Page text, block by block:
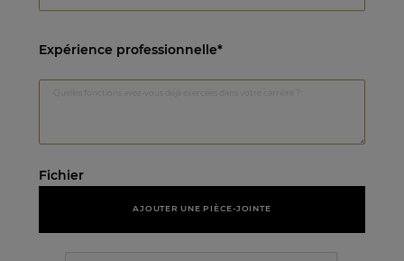
Expérience professionnelle
Fichier
AJOUTER UNE PIÈCE-JOINTE